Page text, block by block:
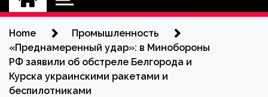
Home
Промышленность
«Преднамеренный удар»: в Минобороны
РФ заявили об обстреле Белгорода и
Курска украинскими ракетами и
беспилотниками